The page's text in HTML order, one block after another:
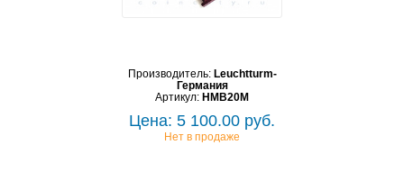
Производитель: Leuchtturm-
Германия
Артикул: HMB20M
Цена: 5 100.00 руб.
Нет в продаже